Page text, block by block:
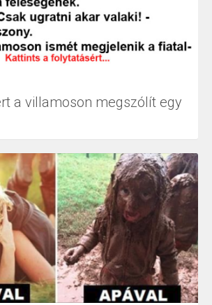
a villamoson megszólít egy